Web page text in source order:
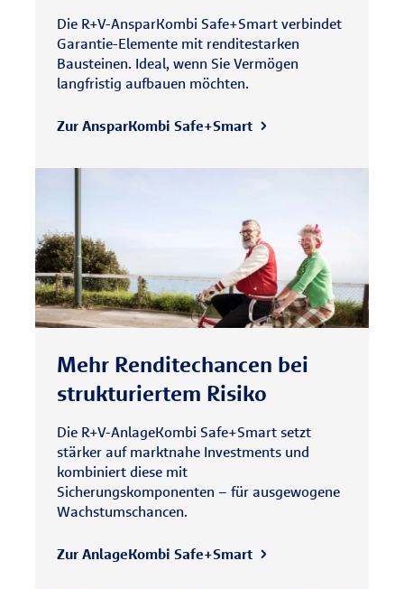
Die R+V-AnsparKombi Safe+Smart verbindet
Garantie-Elemente mit renditestarken
Bausteinen. Ideal, wenn Sie Vermögen
langfristig aufbauen möchten.
Zur AnsparKombi Safe+Smart
Mehr Renditechancen bei
strukturiertem Risiko
Die R+V-AnlageKombi Safe+Smart setzt
stärker auf marktnahe Investments und
kombiniert diese mit
Sicherungskomponenten – für ausgewogene
Wachstumschancen.
Zur AnlageKombi Safe+Smart